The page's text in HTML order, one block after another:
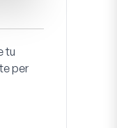
tu
per